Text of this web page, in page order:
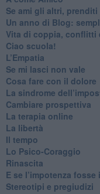
​Se ami gli altri,
​Un anno di Blog:
​Vita di coppia, conflitti
​Ciao scuola!
​L’Empatia
​Se mi lasci non vale
Cosa fare con il dolore
​La sindrome
​Cambiare prospettiva
La terapia online
La libertà
​Il tempo
​Lo Psico-Coraggio
Rinascita
​E se l’impotenza
Stereotipi e pregiudizi